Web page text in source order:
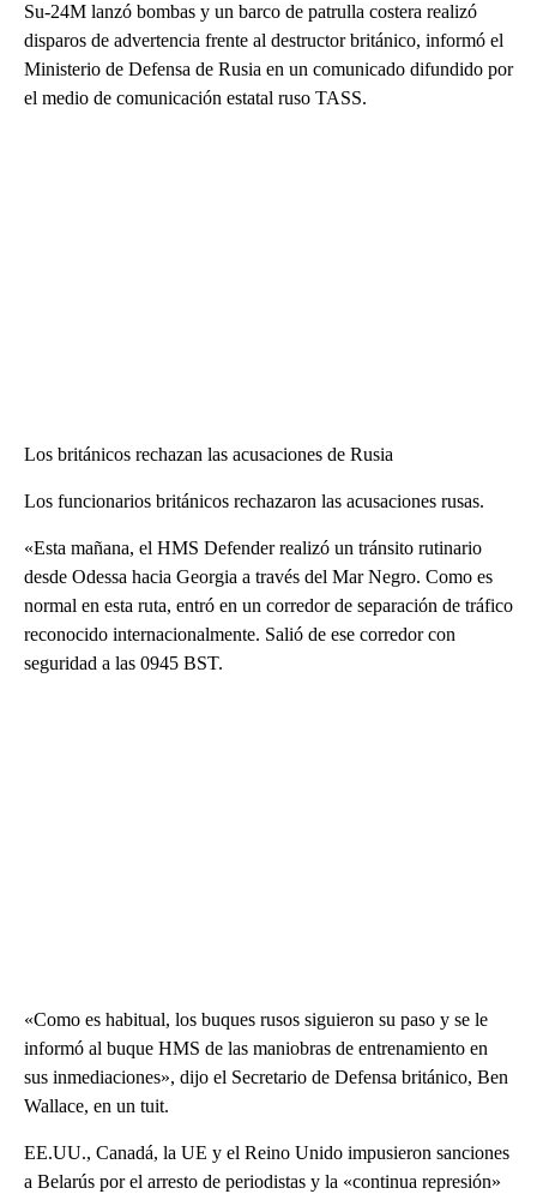
Su-24M lanzó bombas y un barco de patrulla costera realizó
disparos de advertencia frente al destructor británico, informó el
Ministerio de Defensa de Rusia en un comunicado difundido por
el medio de comunicación estatal ruso TASS.
Los británicos rechazan las acusaciones de Rusia
Los funcionarios británicos rechazaron las acusaciones rusas.
«Esta mañana, el HMS Defender realizó un tránsito rutinario
desde Odessa hacia Georgia a través del Mar Negro. Como es
normal en esta ruta, entró en un corredor de separación de tráfico
reconocido internacionalmente. Salió de ese corredor con
seguridad a las 0945 BST.
«Como es habitual, los buques rusos siguieron su paso y se le
informó al buque HMS de las maniobras de entrenamiento en
sus inmediaciones», dijo el Secretario de Defensa británico, Ben
Wallace, en un tuit.
EE.UU., Canadá, la UE y el Reino Unido impusieron sanciones
a Belarús por el arresto de periodistas y la «continua represión»